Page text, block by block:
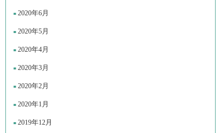
2020年6月
2020年5月
2020年4月
2020年3月
2020年2月
2020年1月
2019年12月